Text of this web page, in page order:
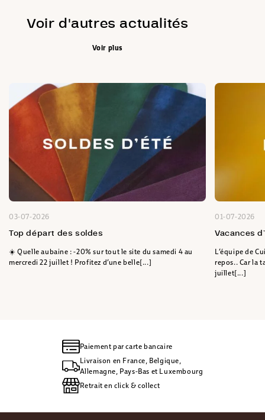
Voir d'autres actualités
Voir plus
03-07-2026
Top départ des soldes
☀️ Quelle aubaine : -20% sur tout le site du samedi 4 au
mercredi 22 juillet ! Profitez d’une belle[...]
01-07-2026
Vacances
L’équipe de
repos.. Car la
juillet[...]
Paiement par carte bancaire
Livraison en France, Belgique,
Allemagne, Pays-Bas et Luxembourg
Retrait en click & collect